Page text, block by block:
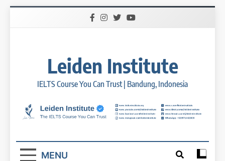
Leiden Institute
IELTS Course You Can Trust | Bandung, Indonesia
MENU